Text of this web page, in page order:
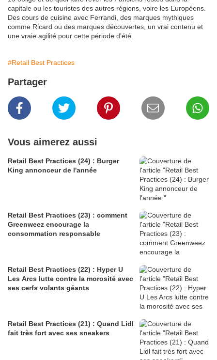
capitale ou les touristes des autres régions, voire les Européens.
Des cours de cuisine avec Ferrandi, des marques mythiques
comme Ricard ou des marques découvertes, un vrai contenu et
une vraie agilité pour cette période d'été.
#Retail Best Practices
Partager
Vous aimerez aussi
Retail Best Practices (24) : Burger
King annonceur de l'année
Retail Best Practices (23) : comment
Greenweez encourage la
consommation responsable
Retail Best Practices (22) : Hyper U
Les Arcs lutte contre la morosité avec
ses cerfs volants géants
Retail Best Practices (21) : Quand Lidl
fait très fort avec ses sneakers